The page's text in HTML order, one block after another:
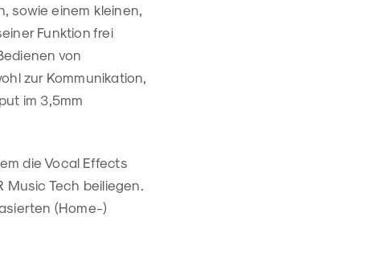
sowie einem kleinen,
Funktion frei
von
zur Kommunikation,
im 3,5mm
die Vocal Effects
Music Tech beiliegen.
(Home-)